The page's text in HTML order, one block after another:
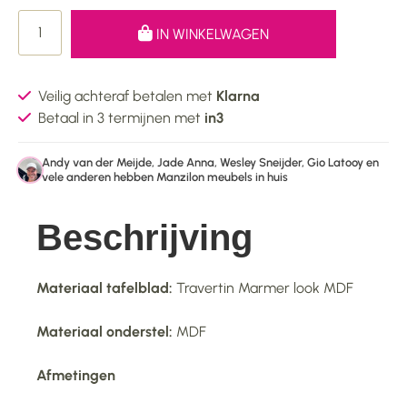
IN WINKELWAGEN
Veilig achteraf betalen met Klarna
Betaal in 3 termijnen met in3
Andy van der Meijde, Jade Anna, Wesley Sneijder, Gio Latooy en
vele anderen hebben Manzilon meubels in huis
Beschrijving
Materiaal tafelblad: Travertin Marmer look MDF
Materiaal onderstel: MDF
Afmetingen